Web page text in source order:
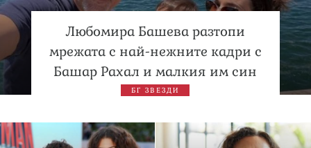
Любомира Башева разтопи
мрежата с най-нежните кадри с
Башар Рахал и малкия им син
БГ ЗВЕЗДИ